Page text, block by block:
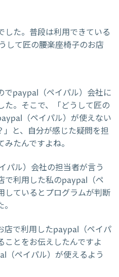
した。普段は利用できている
して匠の腰楽座椅子のお店
でpaypal（ペイパル）会社に
た。そこで、「どうして匠の
（ペイパル）が使えない
と、自分が感じた疑問を担
たんですよね。
パル）会社の担当者が言う
で利用した私のpaypal（ペ
しているとプログラムが判断
店で利用したpaypal（ペイパ
ことをお伝えしたんですよ
（ペイパル）が使えるよう